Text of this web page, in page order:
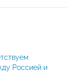
Россией и